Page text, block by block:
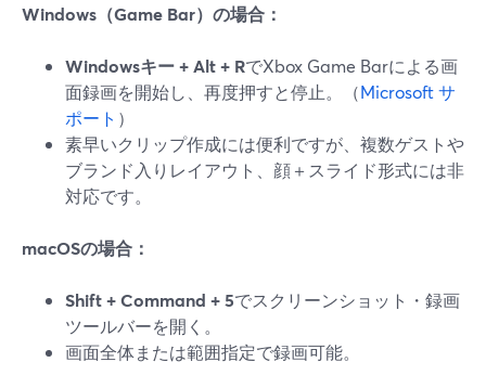
Windows（Game Bar）の場合：
Windowsキー + Alt + RでXbox Game Barによる画
面録画を開始し、再度押すと停止。（Microsoft サ
ポート ）
素早いクリップ作成には便利ですが、複数ゲストや
ブランド入りレイアウト、顔＋スライド形式には非
対応です。
macOSの場合：
Shift + Command + 5でスクリーンショット・録画
ツールバーを開く。
画面全体または範囲指定で録画可能。